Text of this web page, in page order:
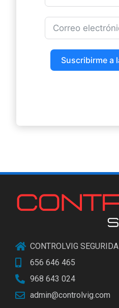
Suscribirme a
CONTROLVIG
656 646 465
968 643 024
admin@controlvig.com